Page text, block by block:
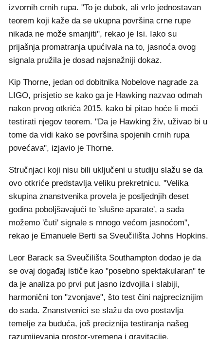
izvornih crnih rupa. "To je dubok, ali vrlo jednostavan
teorem koji kaže da se ukupna površina crne rupe
nikada ne može smanjiti", rekao je Isi. Iako su
prijašnja promatranja upućivala na to, jasnoća ovog
signala pružila je dosad najsnažniji dokaz.
Kip Thorne, jedan od dobitnika Nobelove nagrade za
LIGO, prisjetio se kako ga je Hawking nazvao odmah
nakon prvog otkrića 2015. kako bi pitao hoće li moći
testirati njegov teorem. "Da je Hawking živ, uživao bi u
tome da vidi kako se površina spojenih crnih rupa
povećava", izjavio je Thorne.
Stručnjaci koji nisu bili uključeni u studiju slažu se da
ovo otkriće predstavlja veliku prekretnicu. "Velika
skupina znanstvenika provela je posljednjih deset
godina poboljšavajući te 'slušne aparate', a sada
možemo 'čuti' signale s mnogo većom jasnoćom",
rekao je Emanuele Berti sa Sveučilišta Johns Hopkins.
Leor Barack sa Sveučilišta Southampton dodao je da
se ovaj događaj ističe kao "posebno spektakularan" te
da je analiza po prvi put jasno izdvojila i slabiji,
harmonični ton "zvonjave", što test čini najpreciznijim
do sada. Znanstvenici se slažu da ovo postavlja
temelje za buduća, još preciznija testiranja našeg
razumijevanja prostor-vremena i gravitacije.